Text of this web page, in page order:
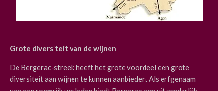
Grote diversiteit van de wijnen
De Bergerac-streek heeft het grote voordeel een grote
diversiteit aan wijnen te kunnen aanbieden. Als erfgenaam